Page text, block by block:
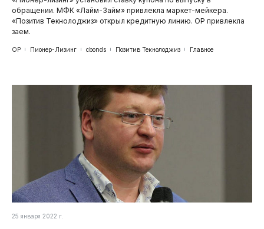
обращении. МФК «Лайм-Займ» привлекла маркет-мейкера.
«Позитив Текнолоджиз» открыл кредитную линию. ОР привлекла
заем.
ОР Пионер-Лизинг cbonds Позитив Текнолоджиз Главное
25 января 2022 г.